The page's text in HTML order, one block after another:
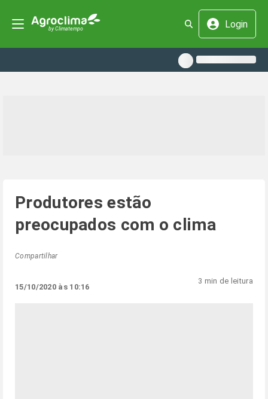
Login
Produtores estão
preocupados com o clima
Compartilhar
15/10/2020 às 10:16
3 min de leitura